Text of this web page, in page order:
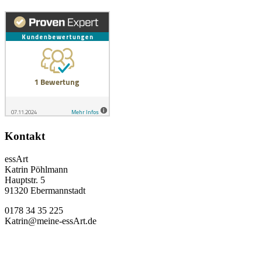
Kontakt
essArt
Katrin Pöhlmann
Hauptstr. 5
91320 Ebermannstadt
0178 34 35 225
Katrin@meine-essArt.de